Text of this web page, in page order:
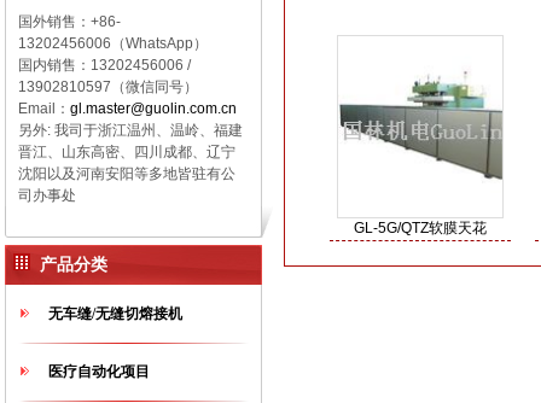
国外销售：+86-
13202456006（WhatsApp）
国内销售： 13202456006 /
13902810597（微信同号）
Email： gl.master@guolin.com.cn
另外: 我司于浙江温州、温岭、福建
晋江、山东高密、四川成都、辽宁
沈阳以及河南安阳等多地皆驻有公
司办事处
产品分类
无车缝/无缝切熔接机
医疗自动化项目
GL-5G/QTZ软膜天花